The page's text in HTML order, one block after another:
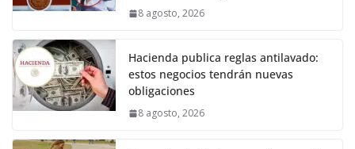
8 agosto, 2026
Hacienda publica reglas antilavado:
estos negocios tendrán nuevas
obligaciones
8 agosto, 2026